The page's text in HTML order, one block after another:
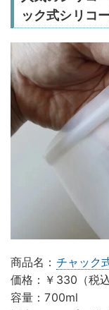
ック式シリコ
商品名： チャック
価格：￥330（税込
容量：700ml